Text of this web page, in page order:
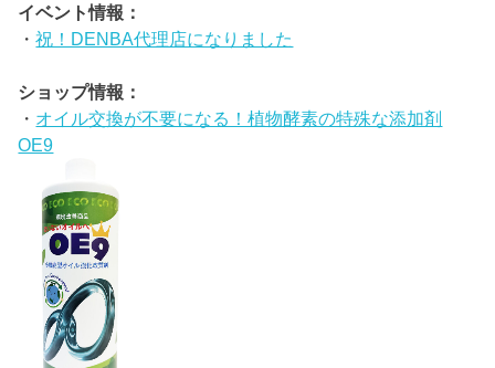
イベント情報：
・祝！DENBA代理店になりました
ショップ情報：
・ オイル交換が不要になる！植物酵素の特殊な添加剤
OE9